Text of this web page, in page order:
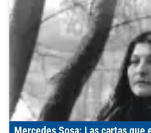
Mercedes Sosa: Las cartas